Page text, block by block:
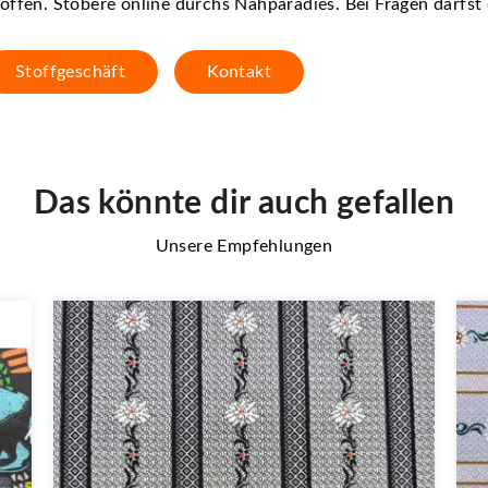
Stöbere online durchs Nähparadies. Bei Fragen
Stoffgeschäft Kontakt
Das könnte dir auch gefallen
Unsere Empfehlungen